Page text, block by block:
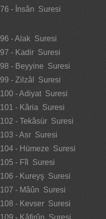
76 - İnsân Suresi
96 - Alak Suresi
97 - Kadir Suresi
98 - Beyyine Suresi
99 - Zilzâl Suresi
100 - Adiyat Suresi
101 - Kâria Suresi
102 - Tekâsür Suresi
103 - Asr Suresi
104 - Hümeze Suresi
105 - Fîl Suresi
106 - Kureyş Suresi
107 - Mâûn Suresi
108 - Kevser Suresi
109 - Kâfirûn Suresi